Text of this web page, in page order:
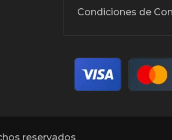
Condiciones de
reservados